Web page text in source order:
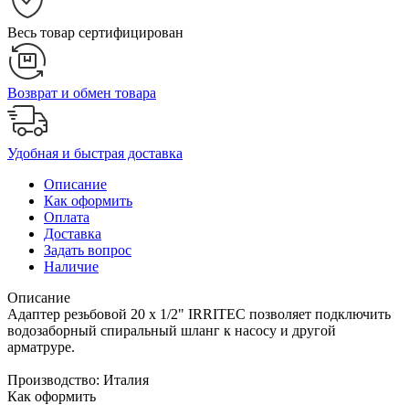
Весь товар сертифицирован
Возврат и обмен товара
Удобная и быстрая доставка
Описание
Как оформить
Оплата
Доставка
Задать вопрос
Наличие
Описание
Адаптер резьбовой 20 x 1/2" IRRITEC позволяет подключить
водозаборный спиральный шланг к насосу и другой
арматруре.
Производство: Италия
Как оформить